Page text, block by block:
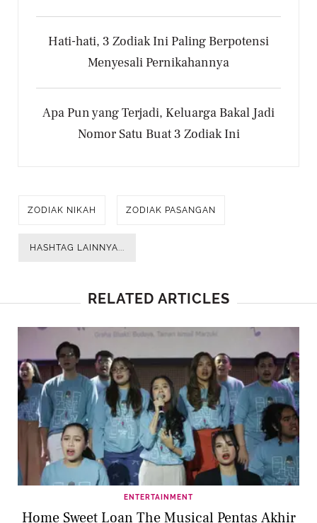
Hati-hati, 3 Zodiak Ini Paling Berpotensi
Menyesali Pernikahannya
Apa Pun yang Terjadi, Keluarga Bakal Jadi
Nomor Satu Buat 3 Zodiak Ini
ZODIAK NIKAH ZODIAK PASANGAN
HASHTAG LAINNYA...
RELATED ARTICLES
ENTERTAINMENT
Home Sweet Loan The Musical Pentas Akhir